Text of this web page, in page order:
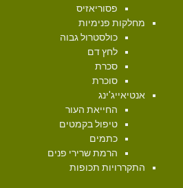
פסוריאזיס
מחלקות פנימיות
כולסטרול גבוה
לחץ דם
סכרת
סוכרת
אנטיאייג'ינג
החייאת העור
טיפול בקמטים
כתמים
הרמת שרירי פנים
התקררויות תכופות